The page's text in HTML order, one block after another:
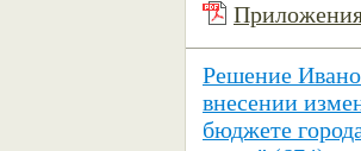
Решение
внесении
бюджете